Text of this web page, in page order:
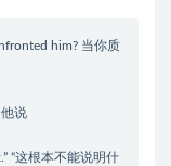
him? 当你质
说
“这根本不能说明什